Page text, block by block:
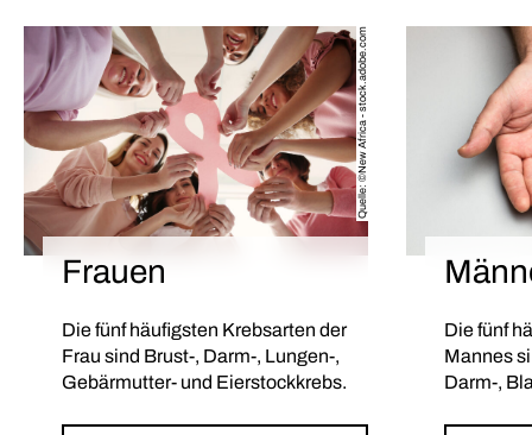
Quelle: ©New Africa - stock.adobe.com
Frauen
Die fünf häufigsten Krebsarten der
Frau sind Brust-, Darm-, Lungen-,
Gebärmutter- und Eierstockkrebs.
Die fünf
Mannes
Darm-,